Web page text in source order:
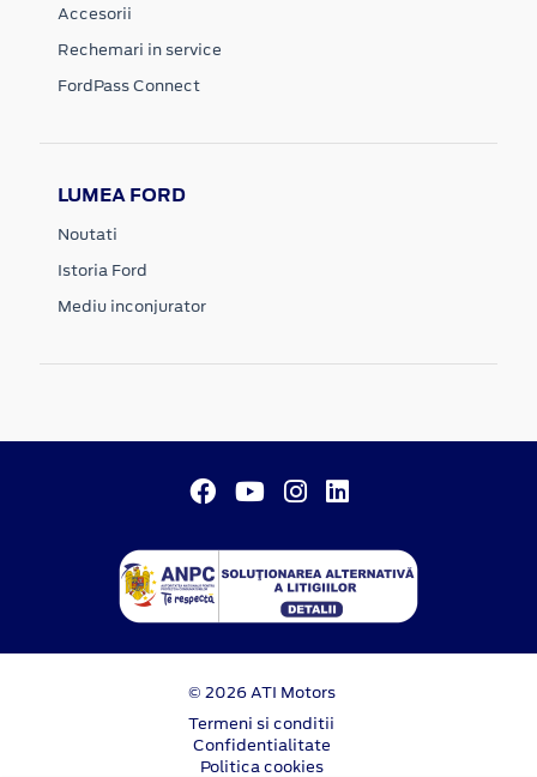
Accesorii
Rechemari in service
FordPass Connect
LUMEA FORD
Noutati
Istoria Ford
Mediu inconjurator
© 2026 ATI Motors
Termeni si conditii
Confidentialitate
Politica cookies